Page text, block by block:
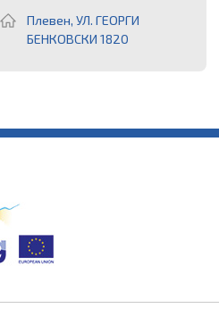
Плевен, УЛ. ГЕОРГИ
БЕНКОВСКИ 1820